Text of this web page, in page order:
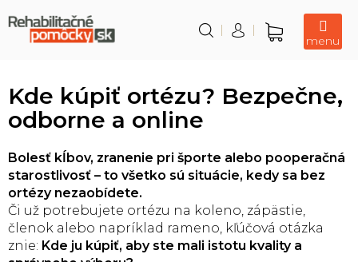
na
obsah
Nákupný
Kde kúpiť ortézu? Bezpečne,
odborne a online
Bolesť kĺbov, zranenie pri športe alebo pooperačná
starostlivosť – to všetko sú situácie, kedy sa bez
ortézy nezaobídete.
Či už potrebujete ortézu na koleno, zápästie,
členok alebo napríklad rameno, kľúčová otázka
znie: Kde ju kúpiť, aby ste mali istotu kvality a